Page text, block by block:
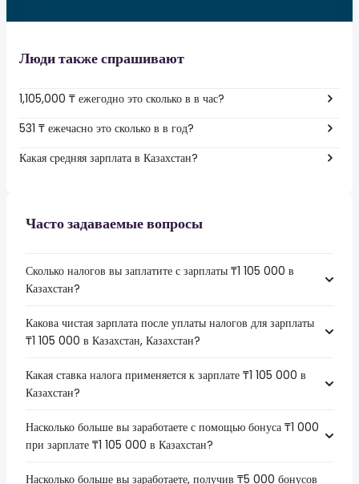
Люди также спрашивают
1,105,000 ₸ ежегодно это сколько в в час?
531 ₸ ежечасно это сколько в в год?
Какая средняя зарплата в Казахстан?
Часто задаваемые вопросы
Сколько налогов вы заплатите с зарплаты ₸1 105 000 в
Казахстан?
Какова чистая зарплата после уплаты налогов для зарплаты
₸1 105 000 в Казахстан, Казахстан?
Какая ставка налога применяется к зарплате ₸1 105 000 в
Казахстан?
Насколько больше вы заработаете с помощью бонуса ₸1 000
при зарплате ₸1 105 000 в Казахстан?
Насколько больше вы заработаете, получив ₸5 000 бонусов